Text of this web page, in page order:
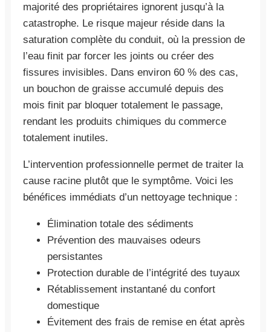
majorité des propriétaires ignorent jusqu’à la
catastrophe. Le risque majeur réside dans la
saturation complète du conduit, où la pression de
l’eau finit par forcer les joints ou créer des
fissures invisibles. Dans environ 60 % des cas,
un bouchon de graisse accumulé depuis des
mois finit par bloquer totalement le passage,
rendant les produits chimiques du commerce
totalement inutiles.
L’intervention professionnelle permet de traiter la
cause racine plutôt que le symptôme. Voici les
bénéfices immédiats d’un nettoyage technique :
Élimination totale des sédiments
Prévention des mauvaises odeurs
persistantes
Protection durable de l’intégrité des tuyaux
Rétablissement instantané du confort
domestique
Évitement des frais de remise en état après